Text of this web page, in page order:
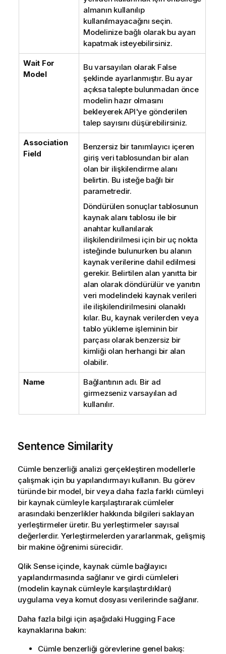
almanın kullanılıp
kullanılmayacağını seçin.
Modelinize bağlı olarak bu ayarı
kapatmak isteyebilirsiniz.
Wait For
Model
Bu varsayılan olarak False
şeklinde ayarlanmıştır. Bu ayar
açıksa talepte bulunmadan önce
modelin hazır olmasını
bekleyerek API'ye gönderilen
talep sayısını düşürebilirsiniz.
Association
Field
Benzersiz bir tanımlayıcı içeren
giriş veri tablosundan bir alan
olan bir ilişkilendirme alanı
belirtin. Bu isteğe bağlı bir
parametredir.
Döndürülen sonuçlar tablosunun
kaynak alanı tablosu ile bir
anahtar kullanılarak
ilişkilendirilmesi için bir uç nokta
isteğinde bulunurken bu alanın
kaynak verilerine dahil edilmesi
gerekir. Belirtilen alan yanıtta bir
alan olarak döndürülür ve yanıtın
veri modelindeki kaynak verileri
ile ilişkilendirilmesini olanaklı
kılar. Bu, kaynak verilerden veya
tablo yükleme işleminin bir
parçası olarak benzersiz bir
kimliği olan herhangi bir alan
olabilir.
Name
Bağlantının adı. Bir ad
girmezseniz varsayılan ad
kullanılır.
Sentence Similarity
Cümle benzerliği analizi gerçekleştiren modellerle
çalışmak için bu yapılandırmayı kullanın. Bu görev
türünde bir model, bir veya daha fazla farklı cümleyi
bir kaynak cümleyle karşılaştırarak cümleler
arasındaki benzerlikler hakkında bilgileri saklayan
yerleştirmeler üretir. Bu yerleştirmeler sayısal
değerlerdir. Yerleştirmelerden yararlanmak, gelişmiş
bir makine öğrenimi sürecidir.
Qlik Senseiçinde, kaynak cümle bağlayıcı
yapılandırmasında sağlanır ve girdi cümleleri
(modelin kaynak cümleyle karşılaştırdıkları)
uygulama veya komut dosyası verilerinde sağlanır.
Daha fazla bilgi için aşağıdaki Hugging Face
kaynaklarına bakın:
Cümle benzerliği görevlerine genel bakış: